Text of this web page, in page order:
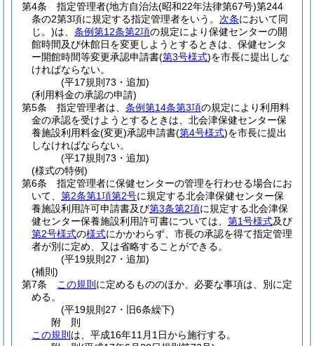
第4条
指定管理者(地方自治法(昭和22年法律第67号)第244
条の2第3項に規定する指定管理者をいう。 次条において同
じ。)は、 条例第12条第2項の規定により保健センターの開
館時間及び休館日を変更しようとするときは、保健センタ
ー開館時間等変更承認申請書(第3号様式)を市長に提出しな
ければならない。
(平17規則73・追加)
(利用料金の承認の申請)
第5条
指定管理者は、 条例第14条第3項の規定により利用料
金の承認を受けようとするときは、北会津保健センター保
養施設利用料金(変更)承認申請書(第4号様式)を市長に提出
しなければならない。
(平17規則73・追加)
(様式の特例)
第6条
指定管理者に保健センターの管理を行わせる場合にお
いて、 第2条第1項第2号に規定する北会津保健センター保
養施設利用許可申請書及び第3条第2項に規定する北会津保
健センター保養施設利用許可書については、 第1号様式及び
第2号様式の様式にかかわらず、市長の承認を得て指定管理
者が別に定め、又は省略することができる。
(平19規則27・追加)
(補則)
第7条
この規則 に定めるもののほか、必要な事項は、別に定
める。
(平19規則27・旧6条繰下)
附 則
この規則 は、平成16年11月1日から施行する。